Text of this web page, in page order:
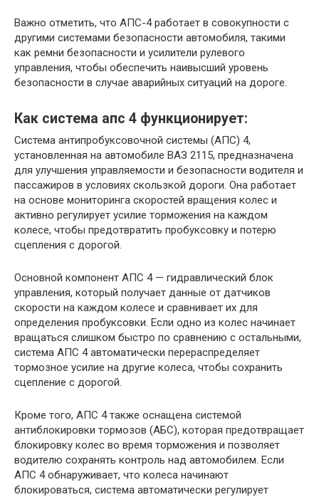
Важно отметить, что АПС-4 работает в совокупности с
другими системами безопасности автомобиля, такими
как ремни безопасности и усилители рулевого
управления, чтобы обеспечить наивысший уровень
безопасности в случае аварийных ситуаций на дороге.
Как система апс 4 функционирует:
Система антипробуксовочной системы (АПС) 4,
установленная на автомобиле ВАЗ 2115, предназначена
для улучшения управляемости и безопасности водителя и
пассажиров в условиях скользкой дороги. Она работает
на основе мониторинга скоростей вращения колес и
активно регулирует усилие торможения на каждом
колесе, чтобы предотвратить пробуксовку и потерю
сцепления с дорогой.
Основной компонент АПС 4 — гидравлический блок
управления, который получает данные от датчиков
скорости на каждом колесе и сравнивает их для
определения пробуксовки. Если одно из колес начинает
вращаться слишком быстро по сравнению с остальными,
система АПС 4 автоматически перераспределяет
тормозное усилие на другие колеса, чтобы сохранить
сцепление с дорогой.
Кроме того, АПС 4 также оснащена системой
антиблокировки тормозов (АБС), которая предотвращает
блокировку колес во время торможения и позволяет
водителю сохранять контроль над автомобилем. Если
АПС 4 обнаруживает, что колеса начинают
блокироваться, система автоматически регулирует